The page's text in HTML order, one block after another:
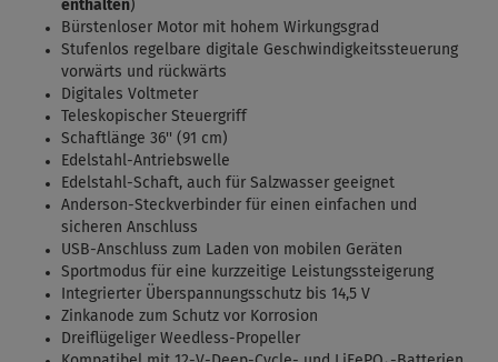
enthalten)
Bürstenloser Motor mit hohem Wirkungsgrad
Stufenlos regelbare digitale Geschwindigkeitssteuerung
vorwärts und rückwärts
Digitales Voltmeter
Teleskopischer Steuergriff
Schaftlänge 36'' (91 cm)
Edelstahl-Antriebswelle
Edelstahl-Schaft, auch für Salzwasser geeignet
Anderson-Steckverbinder für einen einfachen und
sicheren Anschluss
USB-Anschluss zum Laden von mobilen Geräten
Sportmodus für eine kurzzeitige Leistungssteigerung
Integrierter Überspannungsschutz bis 14,5 V
Zinkanode zum Schutz vor Korrosion
Dreiflügeliger Weedless-Propeller